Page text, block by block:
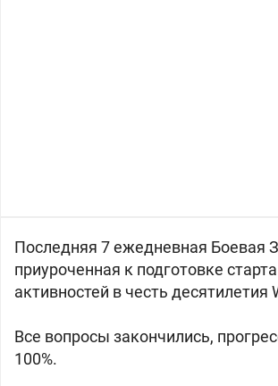
Последняя 7 ежедневная Боевая
приуроченная к подготовке
активностей в честь десятилетия
Все вопросы закончились,
100%.